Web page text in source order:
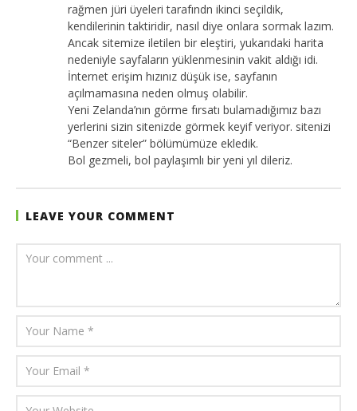
rağmen jüri üyeleri tarafındn ikinci seçildik,
kendilerinin taktiridir, nasıl diye onlara sormak lazım.
Ancak sitemize iletilen bir eleştiri, yukarıdaki harita
nedeniyle sayfaların yüklenmesinin vakit aldığı idi.
İnternet erişim hızınız düşük ise, sayfanın
açılmamasına neden olmuş olabilir.
Yeni Zelanda’nın görme fırsatı bulamadığımız bazı
yerlerini sizin sitenizde görmek keyif veriyor. sitenizi
“Benzer siteler” bölümümüze ekledik.
Bol gezmeli, bol paylaşımlı bir yeni yıl dileriz.
LEAVE YOUR COMMENT